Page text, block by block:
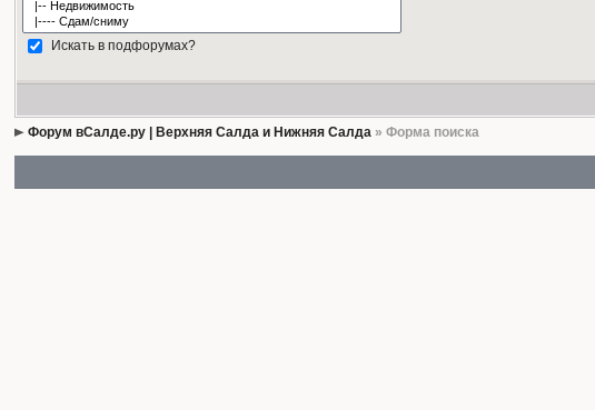
Искать в подфорумах?
Форум вСалде.ру | Верхняя Салда и Нижняя Салда » Форма поиска